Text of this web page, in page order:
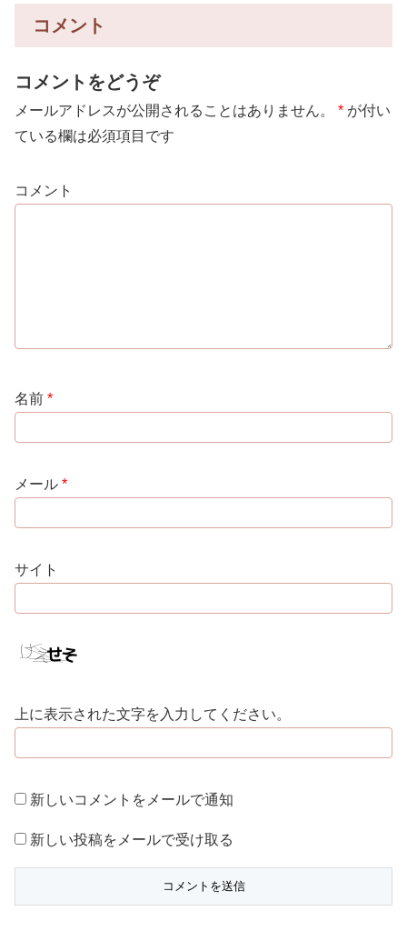
コメント
コメントをどうぞ
メールアドレスが公開されることはありません。 * が付い
ている欄は必須項目です
コメント
名前 *
メール *
サイト
上に表示された文字を入力してください。
新しいコメントをメールで通知
新しい投稿をメールで受け取る